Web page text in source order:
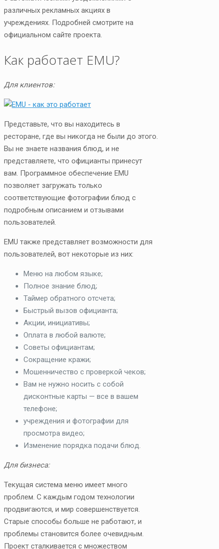
различных рекламных акциях в
учреждениях. Подробней смотрите на
официальном сайте проекта.
Как работает EMU?
Для клиентов:
Представьте, что вы находитесь в
ресторане, где вы никогда не были до этого.
Вы не знаете названия блюд, и не
представляете, что официанты принесут
вам. Программное обеспечение EMU
позволяет загружать только
соответствующие фотографии блюд с
подробным описанием и отзывами
пользователей.
EMU также представляет возможности для
пользователей, вот некоторые из них:
Меню на любом языке;
Полное знание блюд;
Таймер обратного отсчета;
Быстрый вызов официанта;
Акции, инициативы;
Оплата в любой валюте;
Советы официантам;
Сокращение кражи;
Мошенничество с проверкой чеков;
Вам не нужно носить с собой
дисконтные карты — все в вашем
телефоне;
учреждения и фотографии для
просмотра видео;
Изменение порядка подачи блюд.
Для бизнеса:
Текущая система меню имеет много
проблем. С каждым годом технологии
продвигаются, и мир совершенствуется.
Старые способы больше не работают, и
проблемы становится более очевидным.
Проект сталкивается с множеством